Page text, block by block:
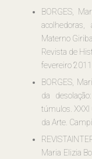
BORGES,
Materno
Revista de
fevereiro 2011.
BORGES,
da
túmulos.
da Arte.
Maria Elizia